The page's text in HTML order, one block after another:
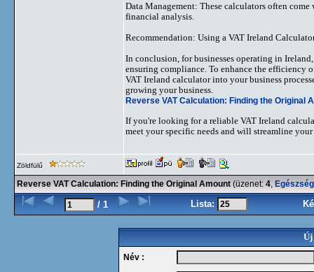
Data Management: These calculators often
financial analysis.
Recommendation: Using a VAT Ireland
In conclusion, for businesses operating in
ensuring compliance. To enhance the efficiency
VAT Ireland calculator into your business
growing your business.
Reverse VAT Calculation: Finding the Original
If you're looking for a reliable VAT Ireland
meet your specific needs and will streamline
Zöldfülű
Reverse VAT Calculation: Finding the Original Amount (üzenet: 4, Egészség
/ 1 Lista:
Új
Név :